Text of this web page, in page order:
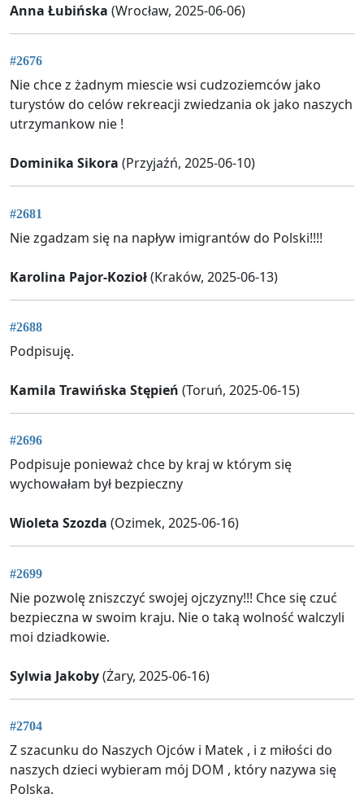
Anna Łubińska (Wrocław, 2025-06-06)
#2676
Nie chce z żadnym miescie wsi cudzoziemców jako
turystów do celów rekreacji zwiedzania ok jako naszych
utrzymankow nie !
Dominika Sikora (Przyjaźń, 2025-06-10)
#2681
Nie zgadzam się na napływ imigrantów do Polski!!!!
Karolina Pajor-Kozioł(Kraków, 2025-06-13)
#2688
Podpisuję.
Kamila Trawińska Stępień (Toruń, 2025-06-15)
#2696
Podpisuje ponieważ chce by kraj w którym się
wychowałam był bezpieczny
Wioleta Szozda (Ozimek, 2025-06-16)
#2699
Nie pozwolę zniszczyć swojej ojczyzny!!! Chce się czuć
bezpieczna w swoim kraju. Nie o taką wolność walczyli
moi dziadkowie.
Sylwia Jakoby(Żary, 2025-06-16)
#2704
Z szacunku do Naszych Ojców i Matek , i z miłości do
naszych dzieci wybieram mój DOM , który nazywa się
Polska.